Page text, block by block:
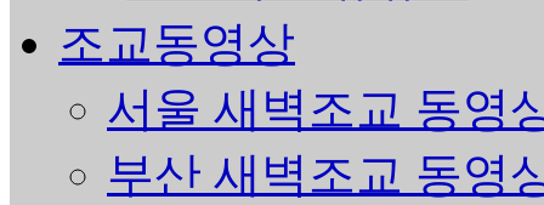
조교동영상
서울 새벽조교 동영
부산 새벽조교 동영